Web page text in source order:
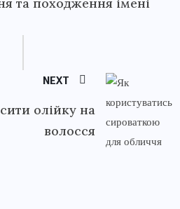
NEXT
олійку на
волосся